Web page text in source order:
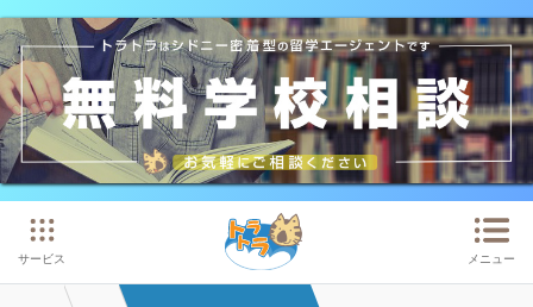
メインコンテンツへスキップ
サービス メニュー